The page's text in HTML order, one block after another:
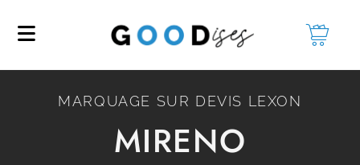
MARQUAGE SUR DEVIS LEXON
MIRENO